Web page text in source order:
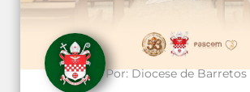
Por:Diocese de Barretos